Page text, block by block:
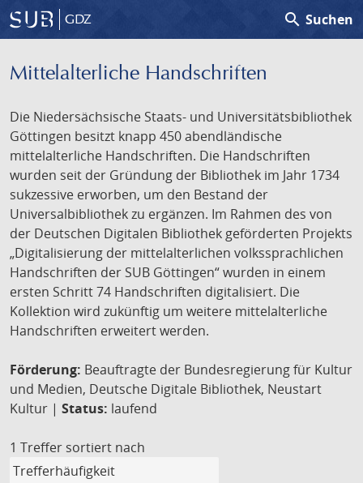
GDZ search Suchen
Mittelalterliche Handschriften
Die Niedersächsische Staats- und Universitätsbibliothek
Göttingen besitzt knapp 450 abendländische
mittelalterliche Handschriften. Die Handschriften
wurden seit der Gründung der Bibliothek im Jahr 1734
sukzessive erworben, um den Bestand der
Universalbibliothek zu ergänzen. Im Rahmen des von
der Deutschen Digitalen Bibliothek geförderten Projekts
„Digitalisierung der mittelalterlichen volkssprachlichen
Handschriften der SUB Göttingen“ wurden in einem
ersten Schritt 74 Handschriften digitalisiert. Die
Kollektion wird zukünftig um weitere mittelalterliche
Handschriften erweitert werden.
Förderung: Beauftragte der Bundesregierung für Kultur
und Medien, Deutsche Digitale Bibliothek, Neustart
Kultur | Status: laufend
1 Treffer sortiert nach